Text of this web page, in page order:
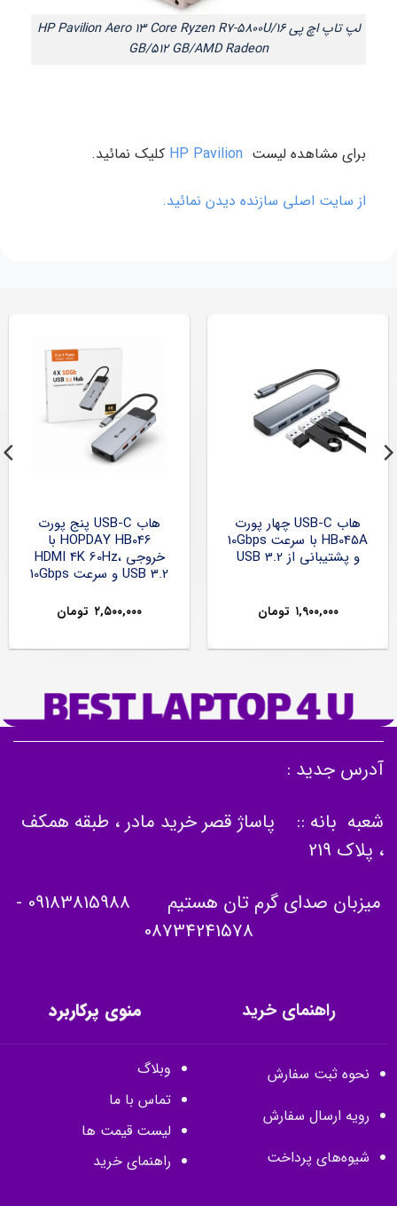
لپ تاپ اچ پی HP Pavilion Aero 13 Core Ryzen R7-5800U/16
GB/512 GB/AMD Radeon
برای مشاهده لیست کلیک نمائید.
از سایت اصلی سازنده دیدن نمائید.
هاب USB-C چهار پورت
HB045A با سرعت 10Gbps
و پشتیبانی از USB 3.2
۱,۹۰۰,۰۰۰ تومان
هاب USB-C پنج پورت
HOPDAY HB046 با
خروجی HDMI 4K 60Hz،
USB 3.2 و سرعت 10Gbps
۲,۵۰۰,۰۰۰ تومان
آدرس جدید :
شعبه بانه :: پاساژ قصر خرید مادر ، طبقه همکف
، پلاک 219
میزبان صدای گرم تان هستیم 09183815988
-
08734241578
راهنمای خرید
نحوه ثبت سفارش
رویه ارسال سفارش
شیوه‌های پرداخت
منوی پرکاربرد
وبلاگ
تماس با ما
لیست قیمت ها
راهنمای خرید